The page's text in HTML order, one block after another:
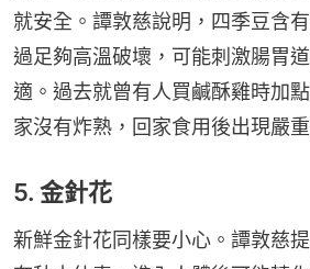
就安全。譚敦慈說明，四季豆含
過足夠高溫破壞，可能刺激腸胃
適。過去就曾有人買鹹酥雞時加
家沒有炸熟，回家食用後出現嚴重
5. 金針花
新鮮金針花同樣要小心。譚敦慈